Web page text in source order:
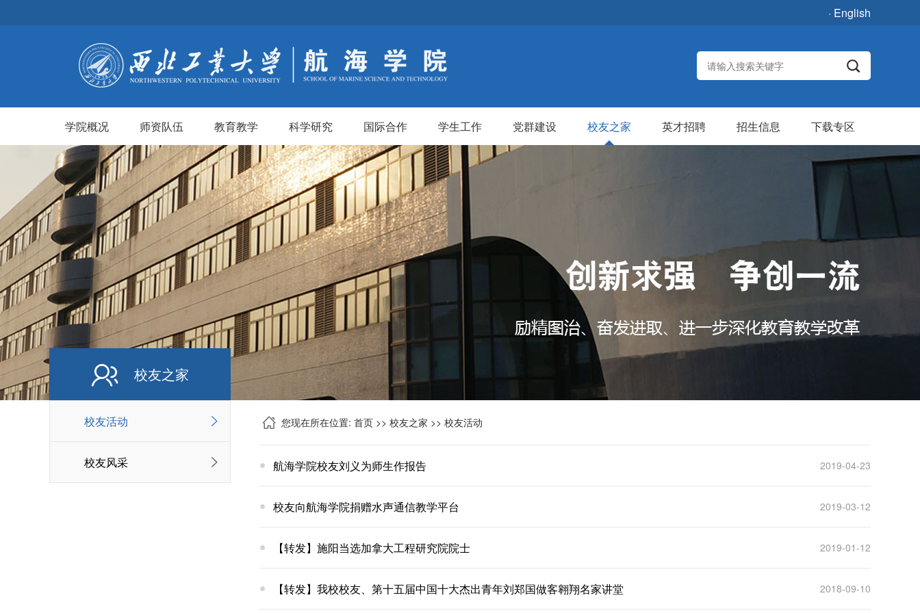
· English
学院概况 师资队伍 教育教学 科学研究 国际合作 学生工作 党群建设 校友之家 英才招聘 招生信息 下载专区
校友之家
校友活动
校友风采
您现在所在位置: 首页 >> 校友之家 >> 校友活动
航海学院校友刘义为师生作报告 2019-04-23
校友向航海学院捐赠水声通信教学平台 2019-03-12
【转发】施阳当选加拿大工程研究院院士 2019-01-12
【转发】我校校友、第十五届中国十大杰出青年刘郑国做客翱翔名家讲堂 2018-09-10